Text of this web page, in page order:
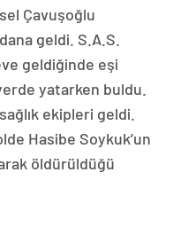
Çavuşoğlu
geldi. S.A.S.
geldiğinde eşi
yatarken buldu.
ekipleri geldi.
Hasibe Soykuk’un
öldürüldüğü